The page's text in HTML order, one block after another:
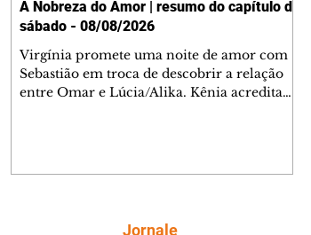
A Nobreza do Amor | resumo do capítulo de
sábado - 08/08/2026
Virgínia promete uma noite de amor com
Sebastião em troca de descobrir a relação
entre Omar e Lúcia/Alika. Kênia acredita
comentam sobre a possível jazida de
Jornale